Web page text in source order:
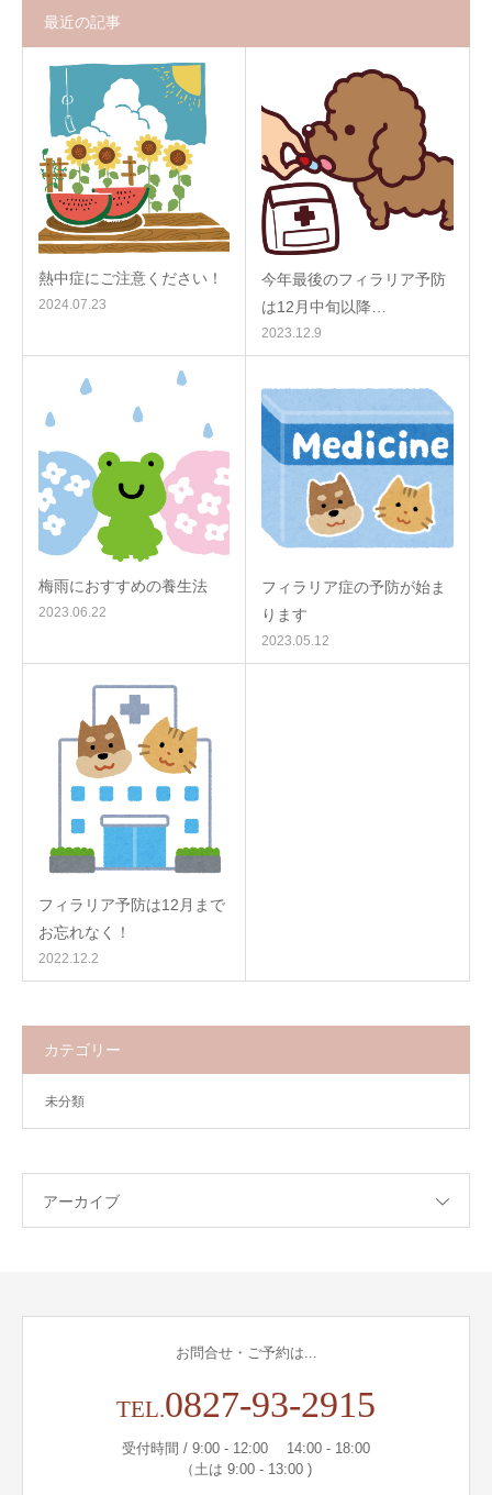
最近の記事
熱中症にご注意ください！
2024.07.23
今年最後のフィラリア予防
は12月中旬以降…
2023.12.9
梅雨におすすめの養生法
2023.06.22
フィラリア症の予防が始ま
ります
2023.05.12
フィラリア予防は12月まで
お忘れなく！
2022.12.2
カテゴリー
未分類
アーカイブ
お問合せ・ご予約は...
TEL.0827-93-2915
受付時間 / 9:00 - 12:00 14:00 - 18:00
（土は 9:00 - 13:00 )